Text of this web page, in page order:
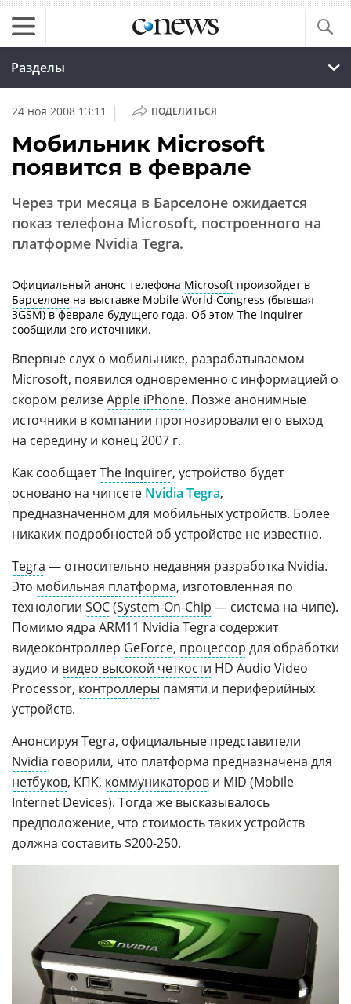
Разделы
24 ноя 2008 13:11 | ПОДЕЛИТЬСЯ
Мобильник Microsoft
появится в феврале
Через три месяца в Барселоне ожидается
показ телефона Microsoft, построенного на
платформе Nvidia Tegra.
Официальный анонс телефона Microsoft произойдет в
Барселоне на выставке Mobile World Congress (бывшая
3GSM) в феврале будущего года. Об этом The Inquirer
сообщили его источники.
Впервые слух о мобильнике, разрабатываемом
Microsoft, появился одновременно с информацией о
скором релизеApple iPhone. Позже анонимные
источники в компании прогнозировали его выход
на середину и конец 2007 г.
Как сообщаетThe Inquirer, устройство будет
основано на чипсете Nvidia Tegra,
предназначенном для мобильных устройств. Более
никаких подробностей об устройстве не известно.
Tegra — относительно недавняя разработка Nvidia.
Это мобильная платформа, изготовленная по
технологии SOC(System-On-Chip — система на чипе).
Помимо ядра ARM11 Nvidia Tegra содержит
видеоконтроллер GeForce, процессор для обработки
аудио и видео высокой четкости HD Audio Video
Processor, контроллеры памяти и периферийных
устройств.
Анонсируя Tegra, официальныe представители
Nvidia говорили, что платформа предназначена для
нетбуков, КПК, коммуникаторов и MID (Mobile
Internet Devices). Тогда же высказывалось
предположение, что стоимость таких устройств
должна составить $200-250.